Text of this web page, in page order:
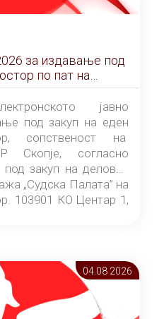
за издавање под
по пат на
НАДДАВАЊЕ
јавно
под закуп на еден
сопственост на
согласно
закуп на деловен
„Судска Палата” на
103901 КО Центар 1,
за времетраење од 3
на потпишувањето на
со најповолниот
04.08 2026